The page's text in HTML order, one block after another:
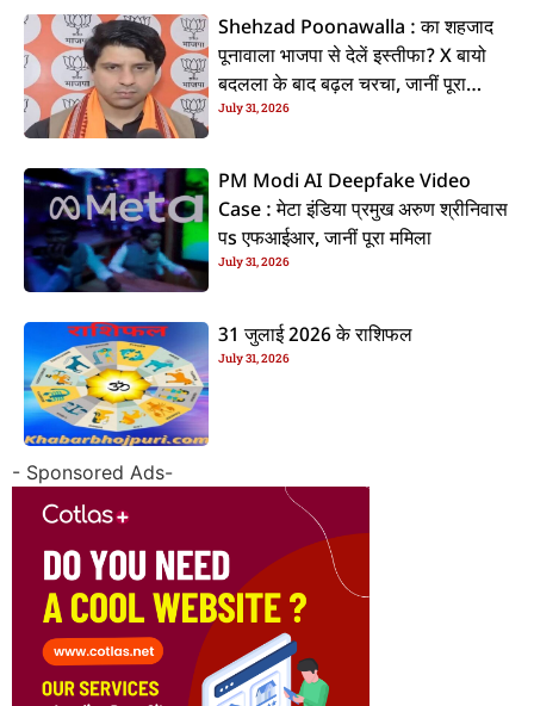
Shehzad Poonawalla : का शहजाद
पूनावाला भाजपा से देलें इस्तीफा? X बायो
बदलला के बाद बढ़ल चरचा, जानीं पूरा
ममिला
July 31, 2026
PM Modi AI Deepfake Video
Case : मेटा इंडिया प्रमुख अरुण श्रीनिवास
पs एफआईआर, जानीं पूरा ममिला
July 31, 2026
31 जुलाई 2026 के राशिफल
July 31, 2026
- Sponsored Ads-